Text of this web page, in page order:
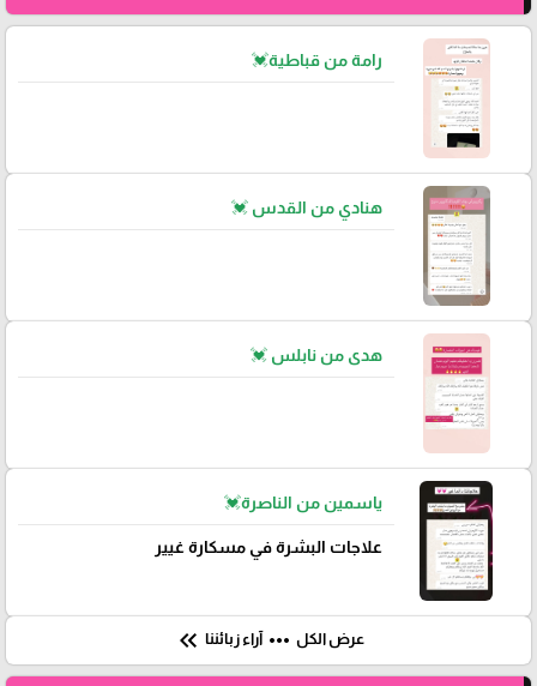
رامة من قباطية💓
هنادي من القدس 💓
هدى من نابلس 💓
ياسمين من الناصرة💓
علاجات البشرة في مسكارة غيير
عرض الكل more_horiz آراء زبائننا keyboard_double_arrow_left